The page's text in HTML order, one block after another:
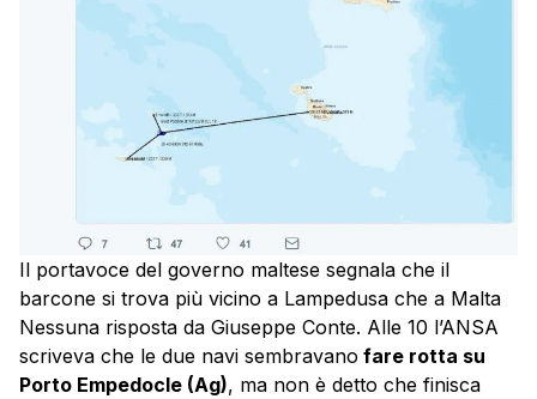
Il portavoce del governo maltese segnala che il
barcone si trova più vicino a Lampedusa che a Malta
Nessuna risposta da Giuseppe Conte. Alle 10 l’ANSA
scriveva che le due navi sembravano fare rotta su
Porto Empedocle (Ag), ma non è detto che finisca